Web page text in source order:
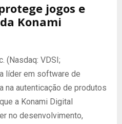
jogos e
Konami
(Nasdaq: VDSI;
líder em software de
na autenticação de produtos
a Konami Digital
no desenvolvimento,